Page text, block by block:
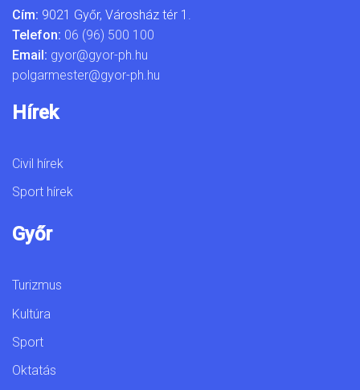
Cím: 9021 Győr, Városház tér 1.
Telefon: 06 (96) 500 100
Email: gyor@gyor-ph.hu
polgarmester@gyor-ph.hu
Hírek
Civil hírek
Sport hírek
Győr
Turizmus
Kultúra
Sport
Oktatás